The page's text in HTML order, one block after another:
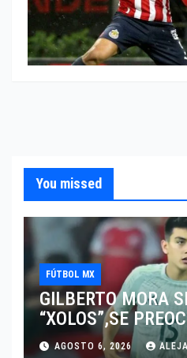
You missed
FÚTBOL MX
GILBERTO MORA
“XOLOS”,SE
JUGAR EN SU
AGOSTO 6, 2026